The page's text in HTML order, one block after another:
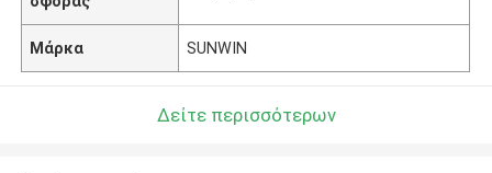
Μάρκα SUNWIN
Δείτε περισσότερων